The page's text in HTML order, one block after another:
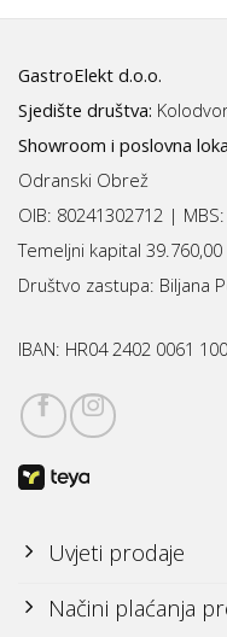
GastroElekt d.o.o.
Sjedište društva:
Showroom i poslovna
Odranski Obrež
OIB: 80241302712 | MBS:
Temeljni kapital
Društvo zastupa: Biljana
IBAN: HR04 2402 0061
Uvjeti prodaje
Načini plaćanja